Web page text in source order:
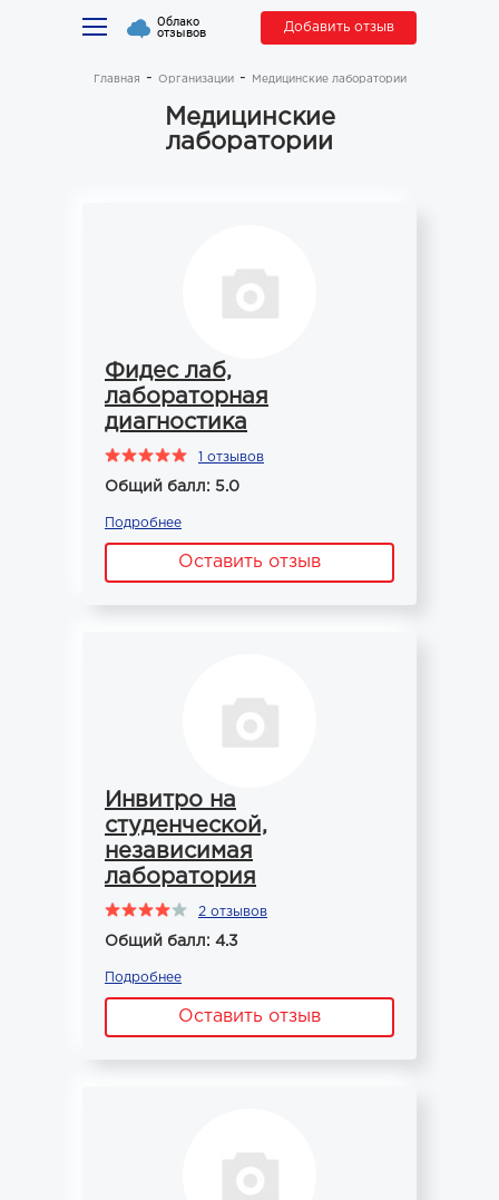
Облако
отзывов Добавить отзыв
Главная Организации Медицинские лаборатории
Медицинские
лаборатории
Фидес лаб,
лабораторная
диагностика
1 отзывов
Общий балл: 5.0
Подробнее
Оставить отзыв
Инвитро на
студенческой,
независимая
лаборатория
2 отзывов
Общий балл: 4.3
Подробнее
Оставить отзыв